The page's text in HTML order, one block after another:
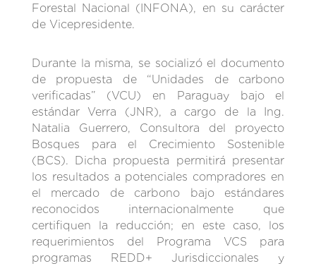
Forestal Nacional (INFONA), en su carácter
de Vicepresidente.
Durante la misma, se socializó el documento
de propuesta de “Unidades de carbono
verificadas” (VCU) en Paraguay bajo el
estándar Verra (JNR), a cargo de la Ing.
Natalia Guerrero, Consultora del proyecto
Bosques para el Crecimiento Sostenible
(BCS). Dicha propuesta permitirá presentar
los resultados a potenciales compradores en
el mercado de carbono bajo estándares
reconocidos internacionalmente que
certifiquen la reducción; en este caso, los
requerimientos del Programa VCS para
programas REDD+ Jurisdiccionales y